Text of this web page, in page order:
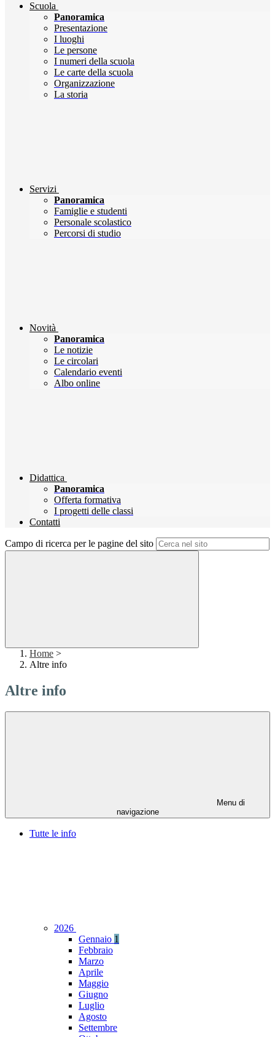
Scuola
Panoramica
Presentazione
I luoghi
Le persone
I numeri della scuola
Le carte della scuola
Organizzazione
La storia
Servizi
Panoramica
Famiglie e studenti
Personale scolastico
Percorsi di studio
Novità
Panoramica
Le notizie
Le circolari
Calendario eventi
Albo online
Didattica
Panoramica
Offerta formativa
I progetti delle classi
Contatti
Campo di ricerca per le pagine del sito
Home >
Altre info
Altre info
Menu di
navigazione
Tutte le info
2026
Gennaio 1
Febbraio
Marzo
Aprile
Maggio
Giugno
Luglio
Agosto
Settembre